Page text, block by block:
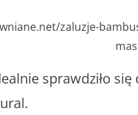
zaluzje-
sprawdziło